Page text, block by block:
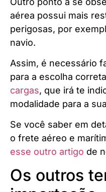
aérea possui mais
perigosas, por
navio.
Assim, é necessário
para a escolha
cargas, que irá te
modalidade para a
Se você saber em
o frete aéreo e
esse outro artigo de
Os outros